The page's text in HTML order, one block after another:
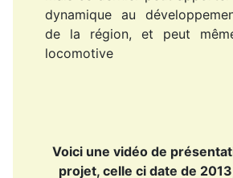
dynamique au
de la région, et peut
locomotive
Voici une vidéo de
projet, celle ci date de